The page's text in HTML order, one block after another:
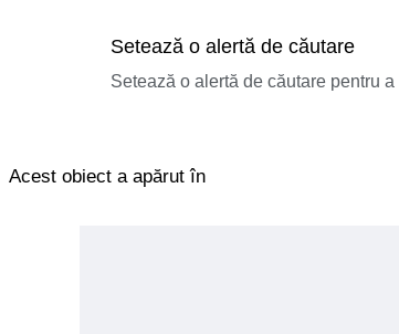
Setează o alertă de căutare
Setează o alertă de căutare pentru
Acest obiect a apărut în